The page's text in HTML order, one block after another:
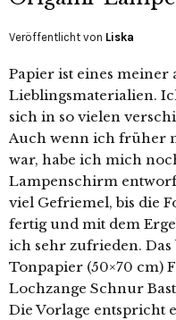
Veröffentlicht von Liska
Papier ist eines meiner
Lieblingsmaterialien.
sich in so vielen
Auch wenn ich früher
war, habe ich mich
Lampenschirm
viel Gefriemel, bis die
fertig und mit dem
ich sehr zufrieden.
Tonpapier (50×70 cm)
Lochzange Schnur
Die Vorlage entspricht